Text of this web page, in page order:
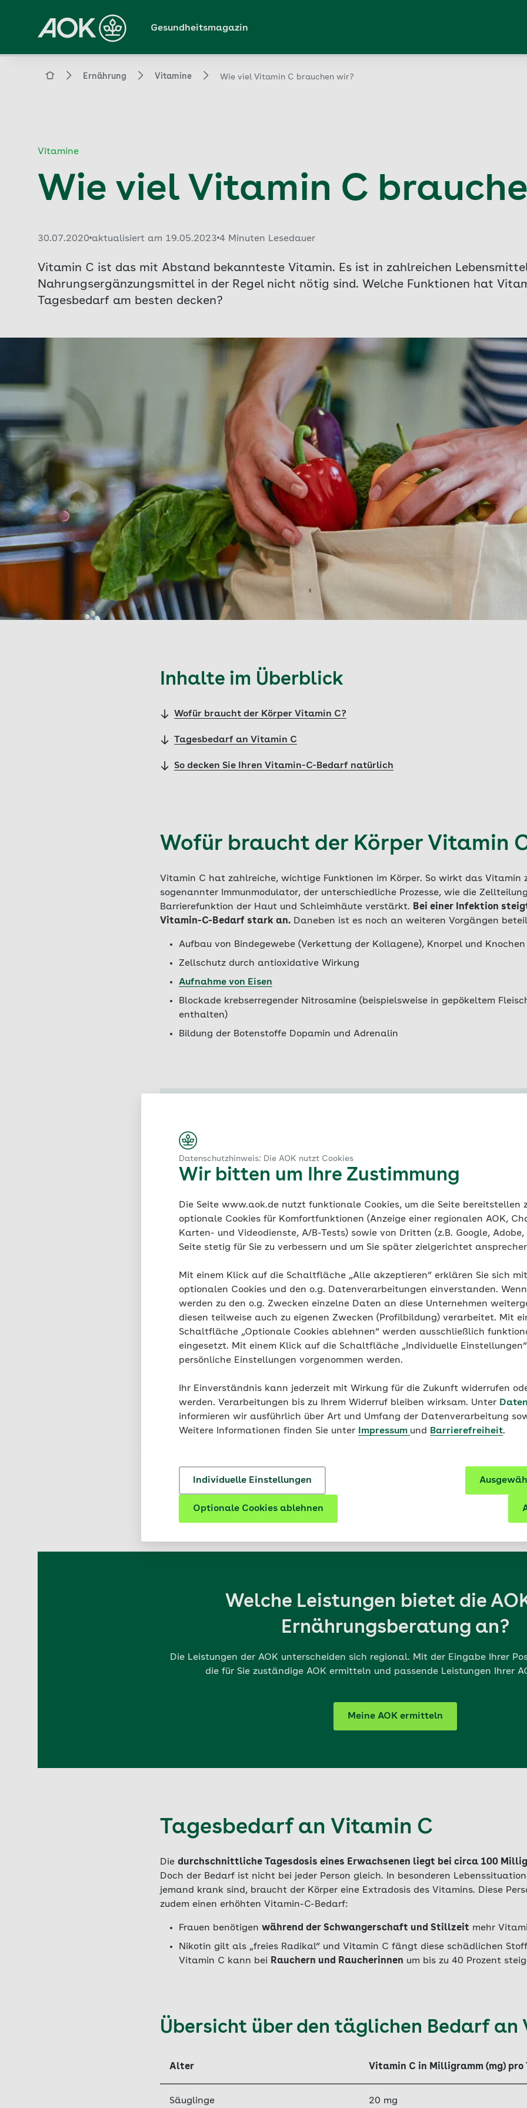
Datenschutzhinweis: Die AOK nutzt Cookies
Wir bitten um Ihre Zustimmung
Die Seite www.aok.de nutzt funktionale Cookies, um die Seite bereitstellen
optionale Cookies für Komfortfunktionen (Anzeige einer regionalen AOK,
Karten- und Videodienste, A/B-Tests) sowie von Dritten (z.B. Google,
Seite stetig für Sie zu verbessern und um Sie später zielgerichtet
Mit einem Klick auf die Schaltfläche „Alle akzeptieren“ erklären Sie sich
optionalen Cookies und den o.g. Datenverarbeitungen einverstanden.
werden zu den o.g. Zwecken einzelne Daten an diese Unternehmen
diesen teilweise auch zu eigenen Zwecken (Profilbildung) verarbeitet. Mit
Schaltfläche „Optionale Cookies ablehnen“ werden ausschließlich
eingesetzt. Mit einem Klick auf die Schaltfläche „Individuelle
persönliche Einstellungen vorgenommen werden.
Ihr Einverständnis kann jederzeit mit Wirkung für die Zukunft widerrufen
werden. Verarbeitungen bis zu Ihrem Widerruf bleiben wirksam. Unter
informieren wir ausführlich über Art und Umfang der Datenverarbeitung
Weitere Informationen finden Sie unter
Impressum und Barrierefreiheit.
Individuelle Einstellungen
Optionale Cookies ablehnen
Hauptinhalt
springen
Gesundheitsmagazin
Magazin Ernährung Vitamine Wie viel Vitamin C brauchen wir?
Vitamine
Wie viel Vitamin C
Veröffentlicht am:
30.07.2020 aktualisiert am 19.05.2023 4 Minuten Lesedauer
Vitamin C ist das mit Abstand bekannteste Vitamin. Es ist in zahlreichen
Nahrungsergänzungsmittel in der Regel nicht nötig sind. Welche Funktionen hat
Tagesbedarf am besten decken?
Inhalte im Überblick
Wofür braucht der Körper Vitamin C?
Tagesbedarf an Vitamin C
So decken Sie Ihren Vitamin-C-Bedarf natürlich
Wofür braucht der Körper Vitamin
Vitamin C hat zahlreiche, wichtige Funktionen im Körper. So wirkt das Vitamin
sogenannter Immunmodulator, der unterschiedliche Prozesse, wie die
Barrierefunktion der Haut und Schleimhäute verstärkt. Bei einer Infektion
Vitamin-C-Bedarf stark an. Daneben ist es noch an weiteren Vorgängen
Aufbau von Bindegewebe (Verkettung der Kollagene), Knorpel und Knochen
Zellschutz durch antioxidative Wirkung
Aufnahme von Eisen
Blockade krebserregender Nitrosamine (beispielsweise in gepökeltem
enthalten)
Bildung der Botenstoffe Dopamin und Adrenalin
Vitamin C für das Immunsystem
„Trink doch mal eine heiße Zitrone!“ – viele kennen diesen
im Winter ein grippaler Infekt heimsucht. Der Saft der Zitrone ist
Lieferant des wertvollen Vitamins, lediglich die Kombination mit
Wasser ist nicht optimal. Die Wärme mindert die Wirkung, bei zu
beispielsweise den Saft einer Zitrone (100 Milliliter) in den heißen
nach zehn Minuten circa 80 Prozent des Vitamins zerfallen. Von
ursprünglich circa 50 Milligramm Vitamin C bleiben dann nur
Milligramm übrig.
Das kleine Vitamin-Lexikon
ungarischen Mediziner aus einem Extrakt der roten Paprika isoliert werden. Die
E304, E315 und E316 kennzeichnen den Zusatz von Vitamin C
Antioxidationsmittel in verarbeiteten Lebensmitteln.
Welche Leistungen bietet die
Ernährungsberatung an?
Die Leistungen der AOK unterscheiden sich regional. Mit der Eingabe Ihrer
die für Sie zuständige AOK ermitteln und passende Leistungen Ihrer
Meine AOK ermitteln
Tagesbedarf an Vitamin C
Die durchschnittliche Tagesdosis eines Erwachsenen liegt bei circa 100
Doch der Bedarf ist nicht bei jeder Person gleich. In besonderen
jemand krank sind, braucht der Körper eine Extradosis des Vitamins. Diese
zudem einen erhöhten Vitamin-C-Bedarf:
Frauen benötigen während der Schwangerschaft und Stillzeit mehr
Nikotin gilt als „freies Radikal“ und Vitamin C fängt diese schädlichen
Vitamin C kann bei Rauchern und Raucherinnen um bis zu 40 Prozent
Übersicht über den täglichen Bedarf an
Alter Vitamin C in Milligramm (mg) pro
Säuglinge 20 mg